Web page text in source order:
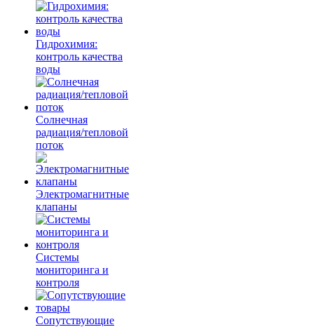
Гидрохимия:
контроль качества
воды
Солнечная
радиация/тепловой
поток
Электромагнитные
клапаны
Системы
мониторинга и
контроля
Сопутствующие